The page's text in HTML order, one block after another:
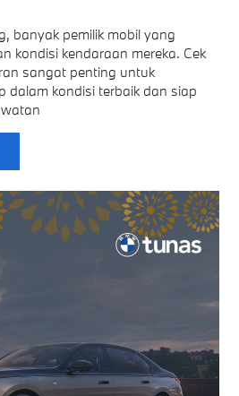
banyak pemilik mobil yang
kondisi kendaraan mereka. Cek
sangat penting untuk
dalam kondisi terbaik dan siap